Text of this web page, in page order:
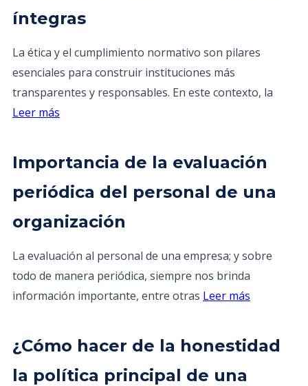
íntegras
La ética y el cumplimiento normativo son pilares
esenciales para construir instituciones más
transparentes y responsables. En este contexto, la
Leer más
Importancia de la evaluación
periódica del personal de una
organización
La evaluación al personal de una empresa; y sobre
todo de manera periódica, siempre nos brinda
información importante, entre otras Leer más
¿Cómo hacer de la honestidad
la política principal de una